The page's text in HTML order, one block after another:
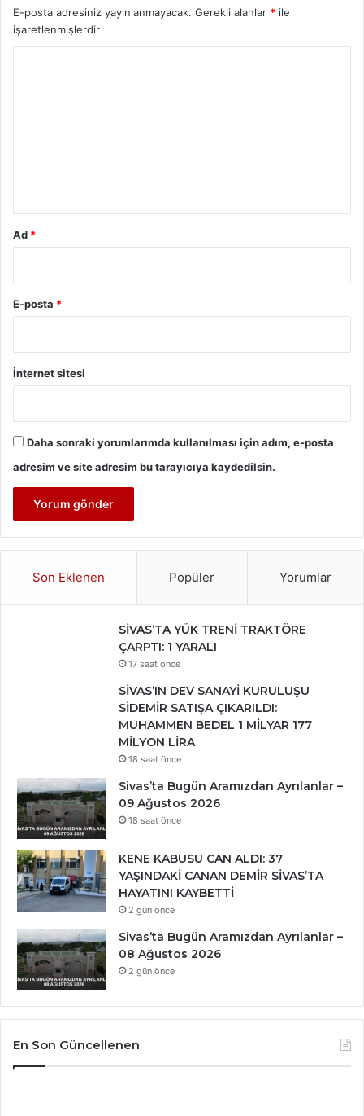
E-posta adresiniz yayınlanmayacak. Gerekli alanlar * ile
işaretlenmişlerdir
Ad *
E-posta *
İnternet sitesi
Daha sonraki yorumlarımda kullanılması için adım, e-posta
adresim ve site adresim bu tarayıcıya kaydedilsin.
Son Eklenen Popüler Yorumlar
SİVAS’TA YÜK TRENİ TRAKTÖRE
ÇARPTI: 1 YARALI
17 saat önce
SİVAS’IN DEV SANAYİ KURULUŞU
SİDEMİR SATIŞA ÇIKARILDI:
MUHAMMEN BEDEL 1 MİLYAR 177
MİLYON LİRA
18 saat önce
Sivas’ta Bugün Aramızdan Ayrılanlar –
09 Ağustos 2026
18 saat önce
KENE KABUSU CAN ALDI: 37
YAŞINDAKİ CANAN DEMİR SİVAS’TA
HAYATINI KAYBETTİ
2 gün önce
Sivas’ta Bugün Aramızdan Ayrılanlar –
08 Ağustos 2026
2 gün önce
En Son Güncellenen